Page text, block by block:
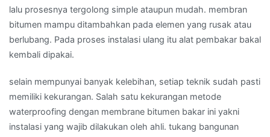
lalu prosesnya tergolong simple ataupun mudah. membran
bitumen mampu ditambahkan pada elemen yang rusak atau
berlubang. Pada proses instalasi ulang itu alat pembakar bakal
kembali dipakai.
selain mempunyai banyak kelebihan, setiap teknik sudah pasti
memiliki kekurangan. Salah satu kekurangan metode
waterproofing dengan membrane bitumen bakar ini yakni
instalasi yang wajib dilakukan oleh ahli. tukang bangunan